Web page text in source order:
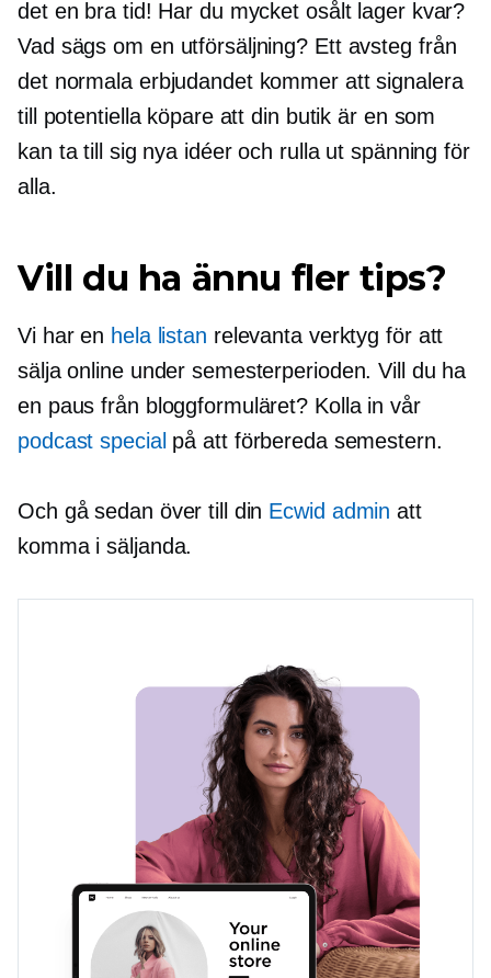
det en bra tid! Har du mycket osålt lager kvar?
Vad sägs om en utförsäljning? Ett avsteg från
det normala erbjudandet kommer att signalera
till potentiella köpare att din butik är en som
kan ta till sig nya idéer och rulla ut spänning för
alla.
Vill du ha ännu fler tips?
Vi har en hela listan relevanta verktyg för att
sälja online under semesterperioden. Vill du ha
en paus från bloggformuläret? Kolla in vår
podcast special på att förbereda semestern.
Och gå sedan över till din Ecwid admin att
komma i säljanda.